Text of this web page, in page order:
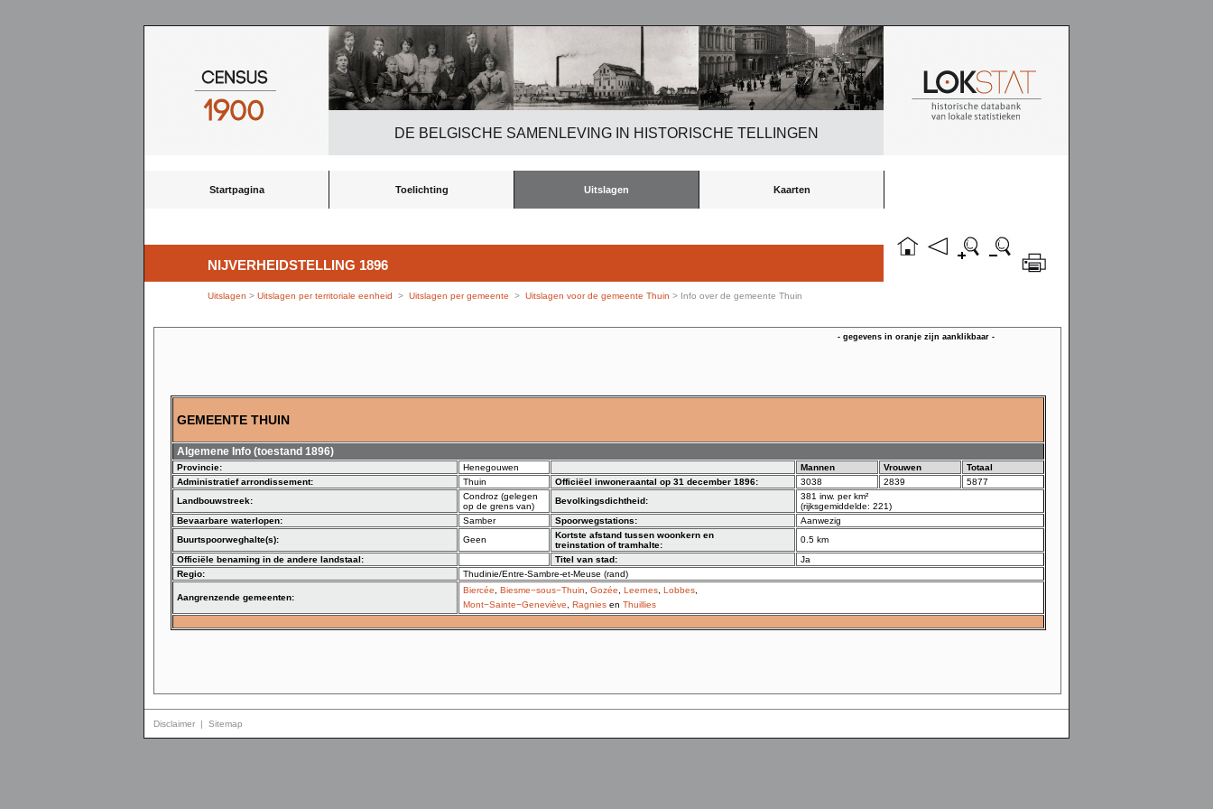
DE BELGISCHE SAMENLEVING IN HISTORISCHE TELLINGEN
Startpagina Toelichting Uitslagen Kaarten
NIJVERHEIDSTELLING 1896
Uitslagen > Uitslagen per territoriale eenheid > Uitslagen per gemeente > Uitslagen voor de gemeente Thuin > Info over de gemeente Thuin
- gegevens in oranje zijn aanklikbaar -
GEMEENTE THUIN
Algemene Info (toestand 1896)
Provincie: Henegouwen Mannen Vrouwen
Totaal
Administratief arrondissement:
Thuin Officiëel inwoneraantal op 31 december 1896: 3038 2839
5877
Landbouwstreek:
Condroz (gelegen
op de grens van)
Bevolkingsdichtheid:
381 inw. per km²
(rijksgemiddelde: 221)
Bevaarbare waterlopen:
Samber Spoorwegstations:
Aanwezig
Buurtspoorweghalte(s):
Geen
Kortste afstand tussen woonkern en
treinstation of tramhalte:
0.5 km
Officiële benaming in de andere landstaal:
Titel van stad:
Ja
Regio:
Thudinie/Entre-Sambre-et-Meuse (rand)
Aangrenzende gemeenten:
Biercée Biesme−sous−Thuin Gozée Leernes Lobbes
Mont−Sainte−Geneviève
Ragnies en Thuillies
Disclaimer | Sitemap